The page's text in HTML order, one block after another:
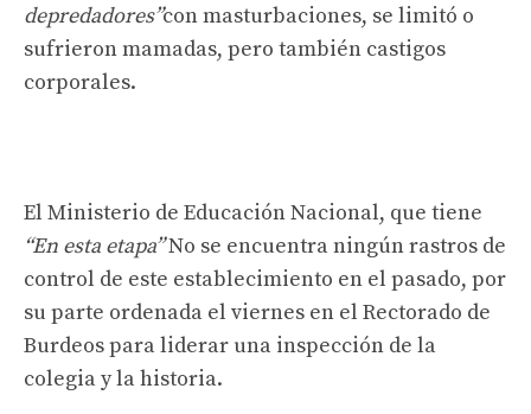
depredadores”con masturbaciones, se limitó o
sufrieron mamadas, pero también castigos
corporales.
El Ministerio de Educación Nacional, que tiene
“En esta etapa”No se encuentra ningún rastros de
control de este establecimiento en el pasado, por
su parte ordenada el viernes en el Rectorado de
Burdeos para liderar una inspección de la
colegia y la historia.